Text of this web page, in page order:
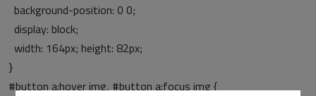
background-position: 0 0;
display: block;
width: 164px; height: 82px;
}
#button a:hover img, #button a:focus img {